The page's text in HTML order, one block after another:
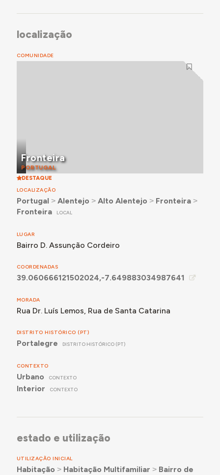
localização
COMUNIDADE
Fronteira
PORTUGAL
DESTAQUE
LOCALIZAÇÃO
Portugal ˃ Alentejo ˃ Alto Alentejo ˃ Fronteira˃
Fronteira
LOCAL
LUGAR
Bairro D. Assunção Cordeiro
COORDENADAS
39.060666121502024,-7.649883034987641
MORADA
Rua Dr. Luís Lemos, Rua de Santa Catarina
DISTRITO HISTÓRICO (PT)
Portalegre DISTRITO HISTÓRICO (PT)
CONTEXTO
Urbano CONTEXTO
Interior CONTEXTO
estado e utilização
UTILIZAÇÃO INICIAL
Habitação ˃ Habitação Multifamiliar ˃ Bairro de